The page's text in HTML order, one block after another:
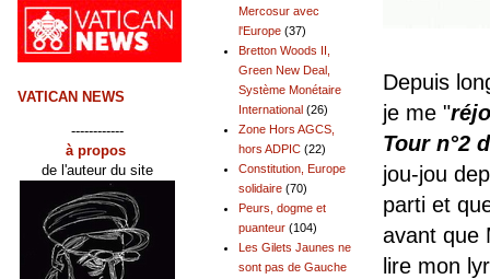
Depuis
je me "
Tour n°2
jou-jou
parti et
avant que
lire mon
Mercosur avec
l'Europe (37)
Bretton Woods II,
Green New Deal,
Système Monétaire
International (26)
Zone Hors AGCS,
hors ADPIC (22)
Constitution, Europe
solidaire (70)
Peurs, dogme et
puanteur (104)
Les Gilets Jaunes ne
sont pas de Gauche
VATICAN NEWS
------------
à propos
de l'auteur du site